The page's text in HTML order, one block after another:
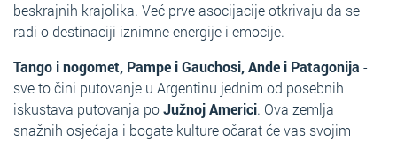
beskrajnih krajolika. Već prve asocijacije otkrivaju da se
radi o destinaciji iznimne energije i emocije.
Tango i nogomet, Pampe i Gauchosi, Ande i Patagonija -
sve to čini putovanje u Argentinu jednim od posebnih
iskustava putovanja poJužnoj Americi. Ova zemlja
snažnih osjećaja i bogate kulture očarat će vas svojim